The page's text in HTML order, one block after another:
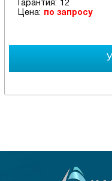
Гарантия: 12
Цена: по запросу